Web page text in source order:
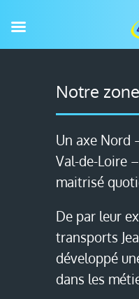
Notre
Un axe Nord
Val-de-Loire
maitrisé
De par leur
transports
développé
dans les